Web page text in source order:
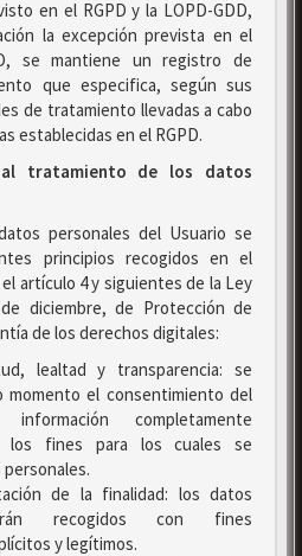
en el RGPD y la LOPD-GDD,
la excepción prevista en el
se mantiene un registro de
que especifica, según sus
de tratamiento llevadas a cabo
establecidas en el RGPD.
al tratamiento de los datos
personales del Usuario se
principios recogidos en el
artículo 4 y siguientes de la Ley
diciembre, de Protección de
de los derechos digitales:
lealtad y transparencia: se
momento el consentimiento del
completamente
los fines para los cuales se
de la finalidad: los datos
recogidos con fines
y legítimos.